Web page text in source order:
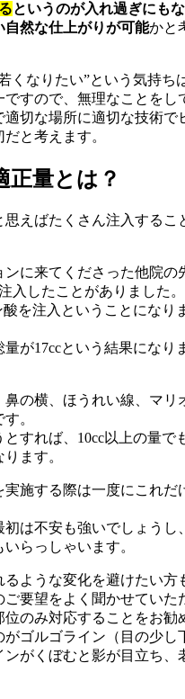
というのが入れ過ぎにもな
自然な仕上がりが可能かと
くなりたい”という気持ち
すので、無理なことをし
切な場所に適切な技術で
と考えます。
正量とは？
えばたくさん注入するこ
に来てくださった他院の
入したことがありました。
を注入ということになり
が17ccという結果になり
の横、ほうれい線、マリ
。
すれば、10cc以上の量で
ます。
施する際は一度にこれだ
は不安も強いでしょうし
らっしゃいます。
ような変化を避けたい方
要望をよく聞かせていた
のみ対応することをお勧
ゴルゴライン（目の少し
がくぼむと影が目立ち、